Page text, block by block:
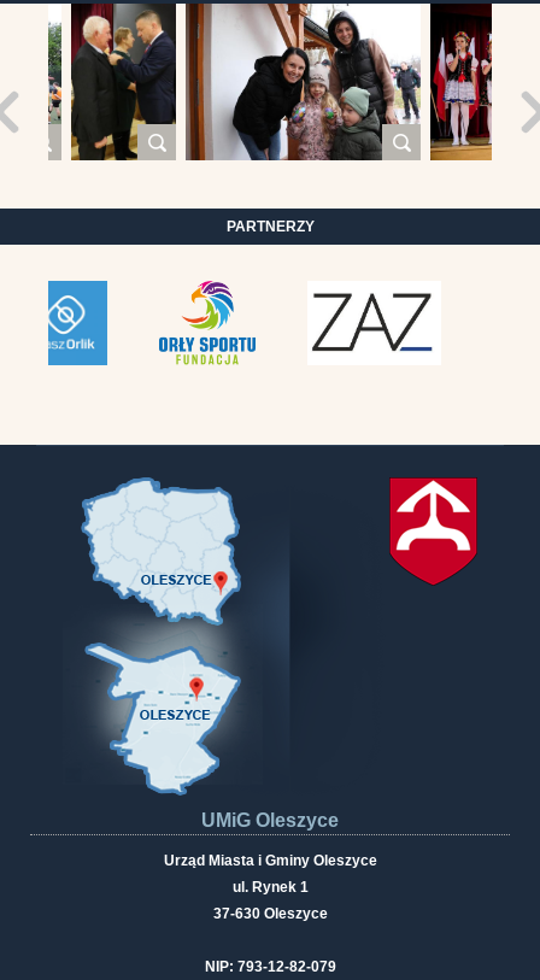
PARTNERZY
UMiG Oleszyce
Urząd Miasta i Gminy Oleszyce
ul. Rynek 1
37-630 Oleszyce
NIP: 793-12-82-079